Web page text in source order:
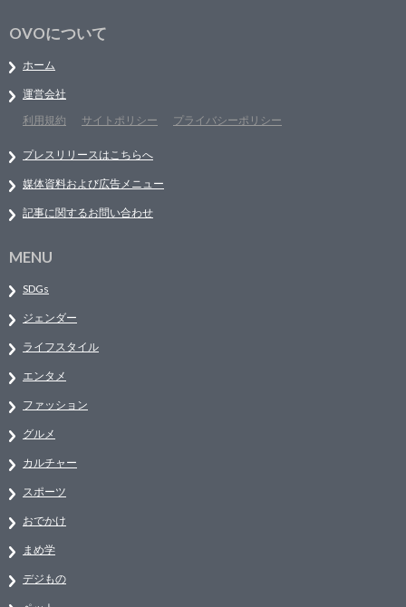
OVOについて
ホーム
運営会社
利用規約
サイトポリシー プライバシーポリシー
プレスリリースはこちらへ
媒体資料および広告メニュー
記事に関するお問い合わせ
MENU
SDGs
ジェンダー
ライフスタイル
エンタメ
ファッション
グルメ
カルチャー
スポーツ
おでかけ
まめ学
デジもの